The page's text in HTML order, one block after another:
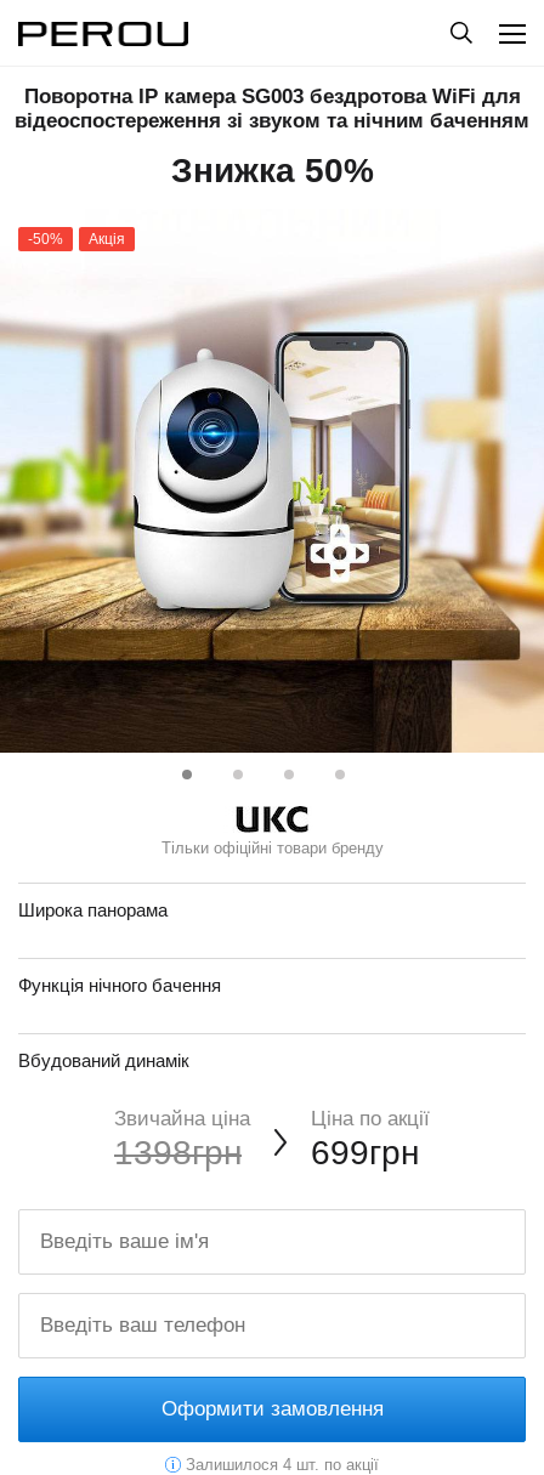
Поворотна IP камера SG003 бездротова WiFi для
відеоспостереження зі звуком та нічним баченням
Знижка 50%
-50% Акція
Тільки офіційні товари бренду
Широка панорама
Функція нічного бачення
Вбудований динамік
Звичайна ціна
1398грн
Ціна по акції
699грн
Оформити замовлення
Залишилося 4 шт. по акції